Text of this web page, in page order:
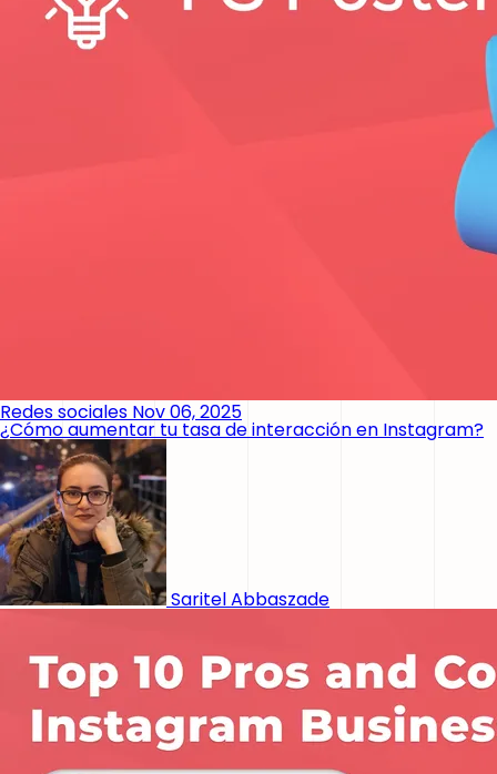
Redes sociales Nov 06, 2025
¿Cómo aumentar tu tasa de interacción en Instagram?
Saritel Abbaszade